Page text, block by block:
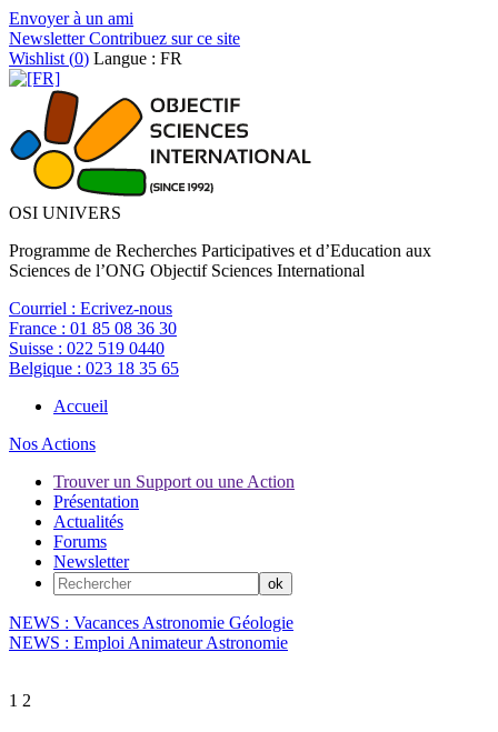
Envoyer à un ami
NewsletterContribuez sur ce site
Wishlist (0) Langue : FR
OSI UNIVERS
Programme de Recherches Participatives et d’Education aux
Sciences de l’ONG Objectif Sciences International
Courriel : Ecrivez-nous
France : 01 85 08 36 30
Suisse : 022 519 0440
Belgique : 023 18 35 65
Accueil
Nos Actions
Trouver un Support ou une Action
Présentation
Actualités
Forums
Newsletter
NEWS : Vacances Astronomie Géologie
NEWS : Emploi Animateur Astronomie
1 2